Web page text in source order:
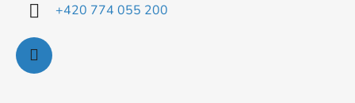
+420 774 055 200